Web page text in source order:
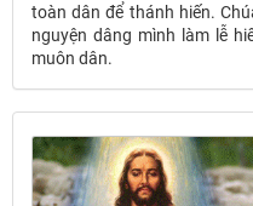
toàn dân để thánh hiến.
nguyện dâng mình làm lễ
muôn dân.